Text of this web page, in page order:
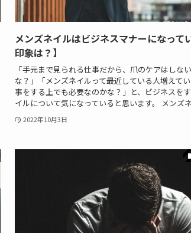
メンズネイルはビジネスマナーになって
印象は？】
「手元まで見られる仕事だから、爪のケアはしな
な？」「メンズネイルって最近している人増えて
事をする上でも必要なのかな？」と、ビジネスを
イルについて気になっていると思います。 メンズ
2022年10月3日